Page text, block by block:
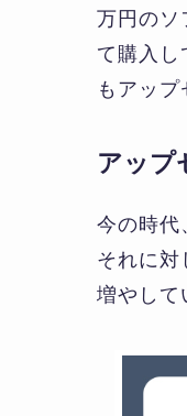
万円のソ
て購入
もアップ
アップ
今の時代
それに
増やして